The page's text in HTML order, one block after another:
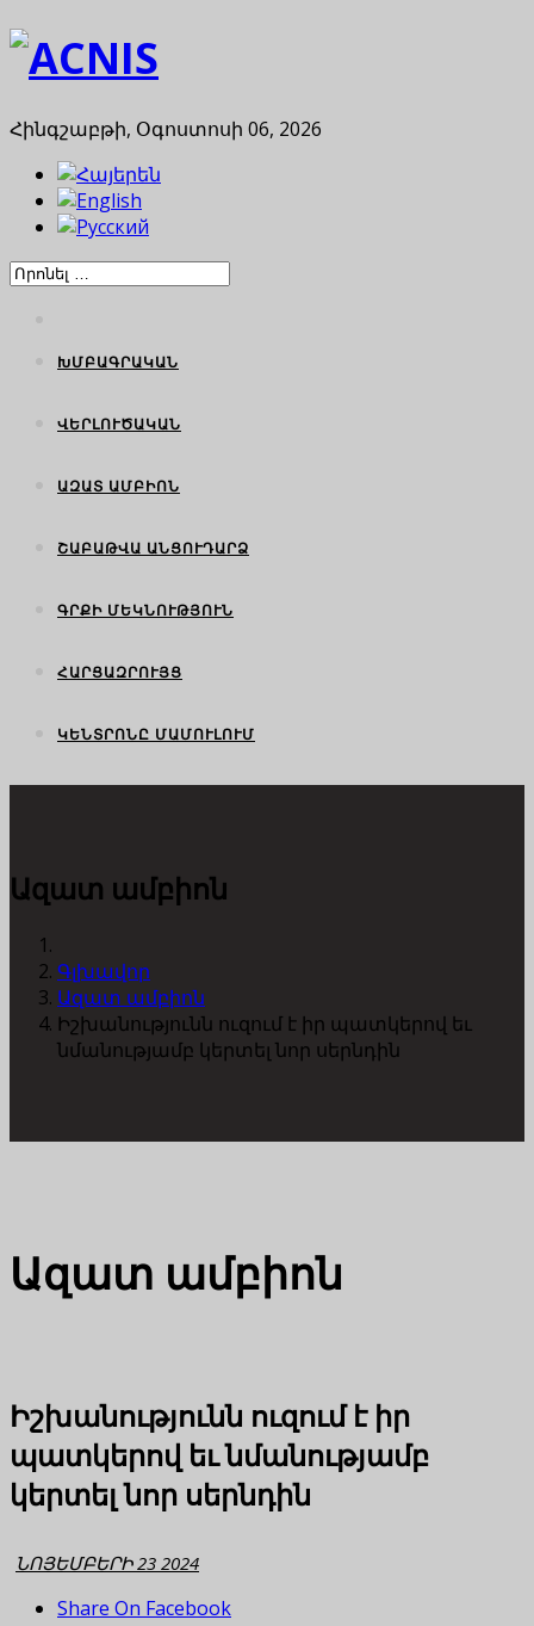
Հինգշաբթի, Օգոստոսի 06, 2026
ԽՄԲԱԳՐԱԿԱՆ
ՎԵՐԼՈՒԾԱԿԱՆ
ԱԶԱՏ ԱՄԲԻՈՆ
ՇԱԲԱԹՎԱ ԱՆՑՈՒԴԱՐՁ
ԳՐՔԻ ՄԵԿՆՈՒԹՅՈՒՆ
ՀԱՐՑԱԶՐՈՒՅՑ
ԿԵՆՏՐՈՆԸ ՄԱՄՈՒԼՈՒՄ
Ազատ ամբիոն
Գլխավոր
Ազատ ամբիոն
Իշխանությունն ուզում է իր պատկերով եւ
նմանությամբ կերտել նոր սերնդին
Ազատ ամբիոն
Իշխանությունն ուզում է իր
պատկերով եւ նմանությամբ
կերտել նոր սերնդին
ՆՈՅԵՄԲԵՐԻ 23 2024
Share On Facebook